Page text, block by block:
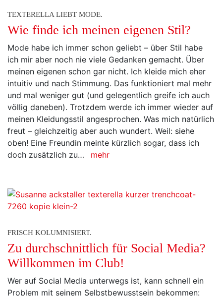
TEXTERELLA LIEBT MODE.
Wie finde ich meinen eigenen Stil?
Mode habe ich immer schon geliebt – über Stil habe
ich mir aber noch nie viele Gedanken gemacht. Über
meinen eigenen schon gar nicht. Ich kleide mich eher
intuitiv und nach Stimmung. Das funktioniert mal mehr
und mal weniger gut (und gelegentlich greife ich auch
völlig daneben). Trotzdem werde ich immer wieder auf
meinen Kleidungsstil angesprochen. Was mich natürlich
freut – gleichzeitig aber auch wundert. Weil: siehe
oben! Eine Freundin meinte kürzlich sogar, dass ich
doch zusätzlich zu…
mehr
FRISCH KOLUMNISIERT.
Zu durchschnittlich für Social Media?
Willkommen im Club!
Wer auf Social Media unterwegs ist, kann schnell ein
Problem mit seinem Selbstbewusstsein bekommen: